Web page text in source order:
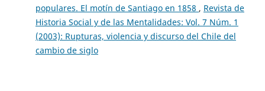
populares. El motín de Santiago en 1858 , Revista de
Historia Social y de las Mentalidades: Vol. 7 Núm. 1
(2003): Rupturas, violencia y discurso del Chile del
cambio de siglo